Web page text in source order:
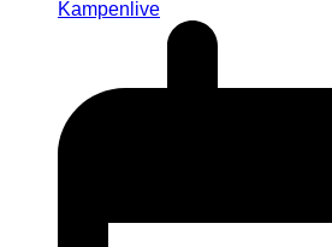
Kampenlive